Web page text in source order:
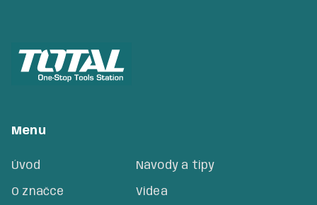
Menu
Úvod
O značce
Návody a tipy
Videa